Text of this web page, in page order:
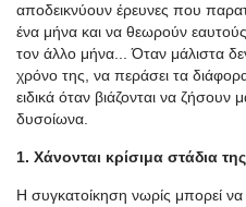
αποδεικνύουν έρευνες που
ένα μήνα και να θεωρούν
τον άλλο μήνα... Όταν μάλιστα
χρόνο της, να περάσει τα
ειδικά όταν βιάζονται να ζήσουν
δυσοίωνα.
1. Χάνονται κρίσιμα στάδια
Η συγκατοίκηση νωρίς μπορεί